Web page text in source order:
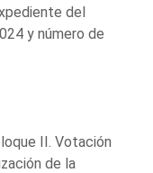
del
y número de
II. Votación
de la